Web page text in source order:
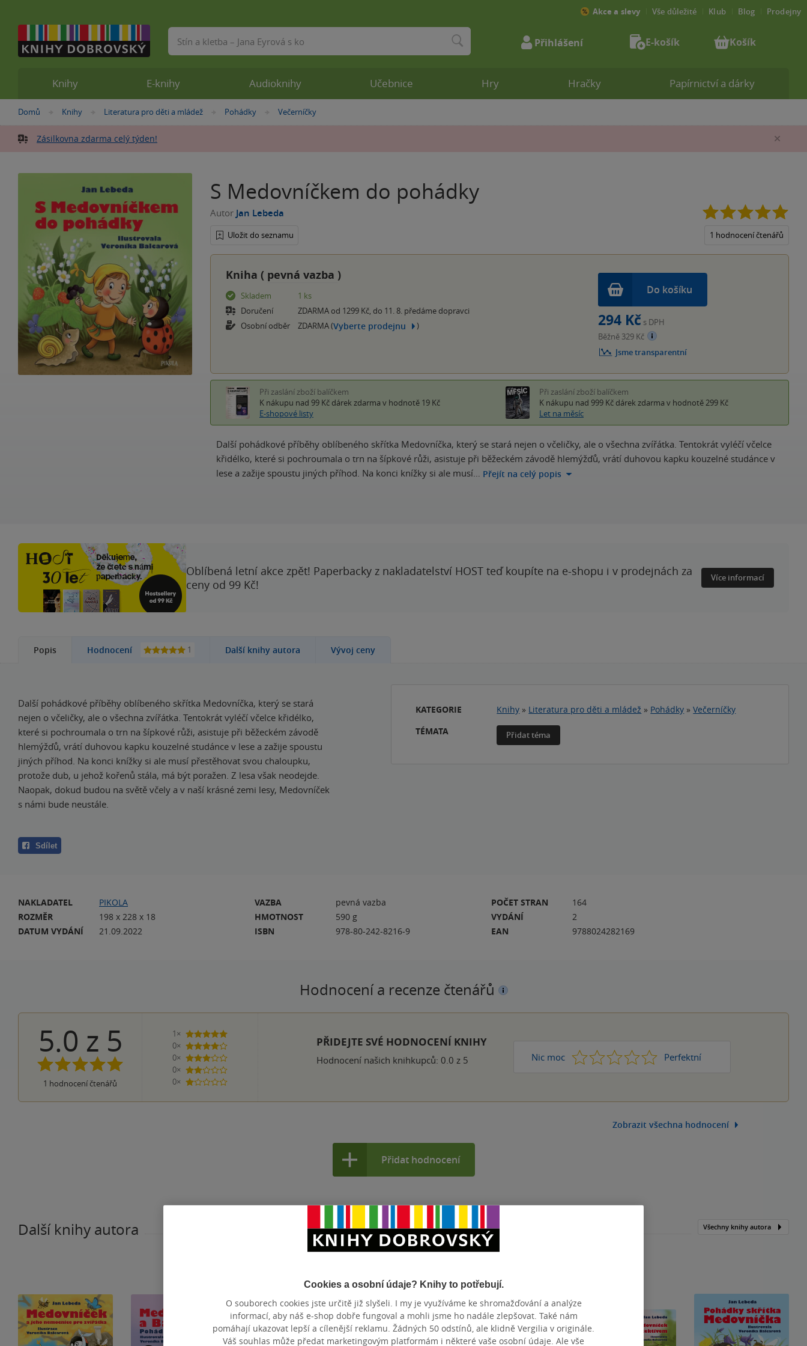
Nacházíte
zde:
Domů »
Knihy »
Literatura pro děti a mládež »Pohádky »
Večerníčky
Zásilkovna zdarma celý týden!
S Medovníčkem do pohádky
Autor Jan Lebeda
Uložit do seznamu 1 hodnocení čtenářů
Kniha ( pevná vazba )
Skladem
1 ks
Doručení
ZDARMA od 1299 Kč, do 11. 8. předáme dopravci
Osobní odběr
ZDARMA (Vyberte prodejnu )
Do košíku
294 Kč s DPH
Běžně 329 Kč
Jsme transparentní
Při zaslání zboží balíčkem
K nákupu nad 99 Kč dárek zdarma v hodnotě 19 Kč
E-shopové listy
Při zaslání zboží balíčkem
K nákupu nad 999 Kč dárek zdarma v hodnotě 299 Kč
Let na měsíc
Další pohádkové příběhy oblíbeného skřítka Medovníčka, který se stará nejen o včeličky, ale o všechna zvířátka. Tentokrát vyléčí včelce
křidélko, které si pochroumala o trn na šípkové růži, asistuje při běžeckém závodě hlemýžďů, vrátí duhovou kapku kouzelné studánce v
lese a zažije spoustu jiných příhod. Na konci knížky si ale musí… Přejít na celý popis
Oblíbená letní akce zpět! Paperbacky z nakladatelství HOST teď koupíte na e-shopu i v prodejnách za
ceny od 99 Kč!
Více informací
Popis Hodnocení 1 Další knihy autora Vývoj ceny
Další pohádkové příběhy oblíbeného skřítka Medovníčka, který se stará
nejen o včeličky, ale o všechna zvířátka. Tentokrát vyléčí včelce křidélko,
které si pochroumala o trn na šípkové růži, asistuje při běžeckém závodě
hlemýžďů, vrátí duhovou kapku kouzelné studánce v lese a zažije spoustu
jiných příhod. Na konci knížky si ale musí přestěhovat svou chaloupku,
protože dub, u jehož kořenů stála, má být poražen. Z lesa však neodejde.
Naopak, dokud budou na světě včely a v naší krásné zemi lesy, Medovníček
s námi bude neustále.
Sdílet
KATEGORIE Knihy » Literatura pro děti a mládež » Pohádky »Večerníčky
TÉMATA
Přidat téma
NAKLADATEL
PIKOLA
ROZMĚR
198 x 228 x 18
DATUM VYDÁNÍ
21.09.2022
VAZBA
pevná vazba
HMOTNOST
590 g
ISBN
978-80-242-8216-9
POČET STRAN
164
VYDÁNÍ
2
EAN
9788024282169
Hodnocení a recenze čtenářů
5.0 z 5
1 hodnocení čtenářů
1×
5 hvězdiček
0×
4 hvězdičky
0×
3 hvězdičky
0×
2 hvězdičky
0×
1 hvezdička
PŘIDEJTE SVÉ HODNOCENÍ KNIHY
Hodnocení našich knihkupců: 0.0 z 5 Nic moc 1 2 3 4 Perfektní
5
Zobrazit všechna hodnocení
Přidat hodnocení
Další knihy autora Všechny knihy autora
Knihy E-knihy Audioknihy Učebnice Hry Hračky Papírnictví a dárky
Akce a slevy Vše důležité Klub Blog Prodejny
Vyhledávání Přihlášení E-košík Košík
Cookies a osobní údaje? Knihy to potřebují.
O souborech cookies jste určitě již slyšeli. I my je využíváme ke shromažďování a analýze
informací, aby náš e-shop dobře fungoval a mohli jsme ho nadále zlepšovat. Také nám
pomáhají ukazovat lepší a cílenější reklamu. Žádných 50 odstínů, ale klidně Vergilia v originále.
Váš souhlas může předat marketingovým platformám i některé vaše osobní údaje. Ale vše